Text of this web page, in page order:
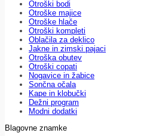
Otroški bodi
Otroške majice
Otroške hlače
Otroški kompleti
Oblačila za deklico
Jakne in zimski pajaci
Otroška obutev
Otroški copati
Nogavice in žabice
Sončna očala
Kape in klobučki
Dežni program
Modni dodatki
Blagovne znamke